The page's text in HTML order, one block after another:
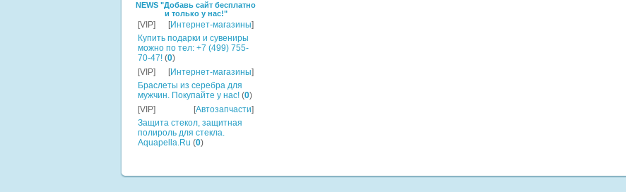
NEWS "Добавь сайт бесплатно
и только у нас!"
[VIP] [Интернет-магазины]
Купить подарки и сувениры
можно по тел: +7 (499) 755-
70-47! (0)
[VIP]
[Интернет-магазины]
Браслеты из серебра для
мужчин. Покупайте у нас! (0)
[VIP]
[Автозапчасти]
Защита стекол, защитная
полироль для стекла.
Aquapella.Ru (0)